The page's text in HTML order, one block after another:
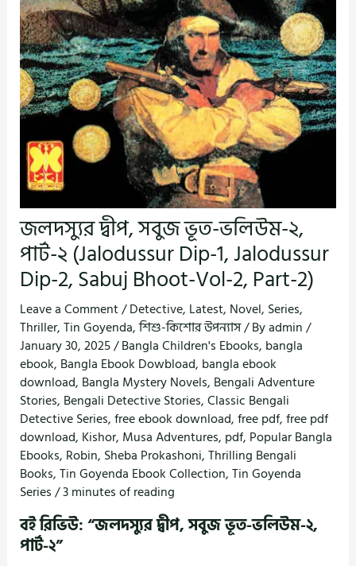
জলদস্যুর দ্বীপ, সবুজ ভূত-ভলিউম-২,
পার্ট-২ (Jalodussur Dip-1, Jalodussur
Dip-2, Sabuj Bhoot-Vol-2, Part-2)
Leave a Comment/Detective, Latest, Novel, Series,
Thriller,Tin Goyenda,শিশু-কিশোর উপন্যাস/ Byadmin/
January 30, 2025/Bangla Children's Ebooks, bangla
ebook, Bangla Ebook Dowbload, bangla ebook
download, Bangla Mystery Novels, Bengali Adventure
Stories, Bengali Detective Stories,Classic Bengali
Detective Series,free ebook download,free pdf,free pdf
download, Kishor, Musa Adventures, pdf, Popular Bangla
Ebooks, Robin, Sheba Prokashoni,Thrilling Bengali
Books,Tin Goyenda Ebook Collection,Tin Goyenda
Series/3 minutes of reading
বই রিভিউ: “জলদস্যুর দ্বীপ, সবুজ ভূত-ভলিউম-২,
পার্ট-২”